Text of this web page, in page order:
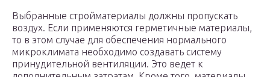
Выбранные стройматериалы должны пропускать
воздух. Если применяются герметичные материалы,
то в этом случае для обеспечения нормального
микроклимата необходимо создавать систему
принудительной вентиляции. Это ведет к